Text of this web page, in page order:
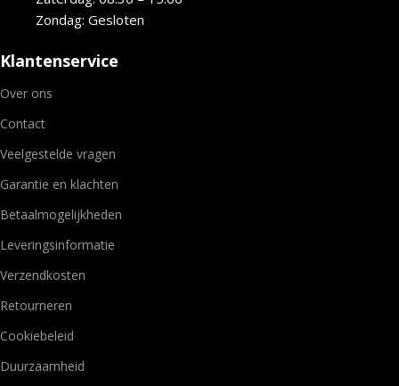
Zondag: Gesloten
Klantenservice
Over ons
Contact
Veelgestelde vragen
Garantie en klachten
Betaalmogelijkheden
Leveringsinformatie
Verzendkosten
Retourneren
Cookiebeleid
Duurzaamheid